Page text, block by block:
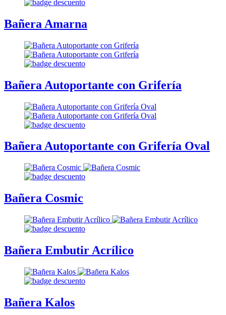
Bañera Amarna
Bañera Autoportante con Grifería
Bañera Autoportante con Grifería Oval
Bañera Cosmic
Bañera Embutir Acrílico
Bañera Kalos